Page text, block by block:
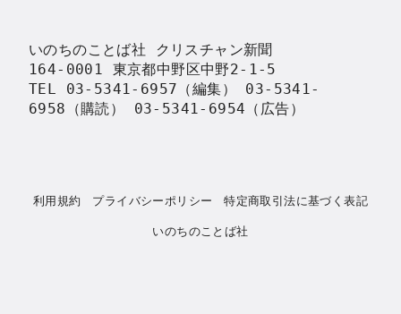
いのちのことば社 クリスチャン新聞
164-0001 東京都中野区中野2-1-5
TEL 03-5341-6957（編集） 03-5341-
6958（購読） 03-5341-6954（広告）
利用規約 プライバシーポリシー
特定商取引法に基づく表記
いのちのことば社